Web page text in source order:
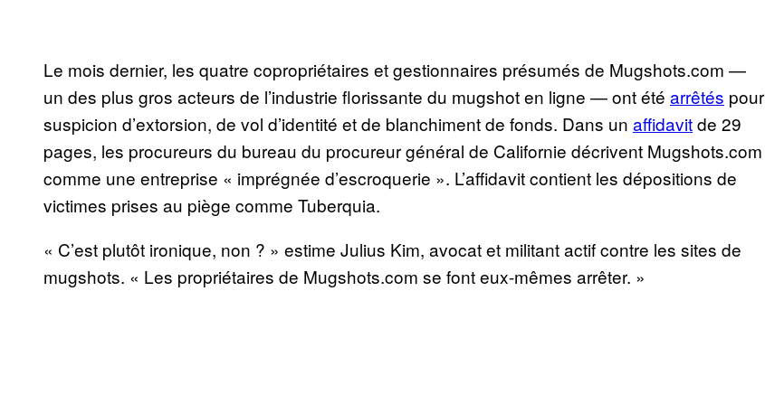
Le mois dernier, les quatre copropriétaires et gestionnaires présumés de Mugshots.com —
un des plus gros acteurs de l’industrie florissante du mugshot en ligne — ont été arrêtés pour
suspicion d’extorsion, de vol d’identité et de blanchiment de fonds. Dans un affidavitde 29
pages, les procureurs du bureau du procureur général de Californie décrivent Mugshots.com
comme une entreprise « imprégnée d’escroquerie ». L’affidavit contient les dépositions de
victimes prises au piège comme Tuberquia.
« C’est plutôt ironique, non ? » estime Julius Kim, avocat et militant actif contre les sites de
mugshots. « Les propriétaires de Mugshots.com se font eux-mêmes arrêter. »